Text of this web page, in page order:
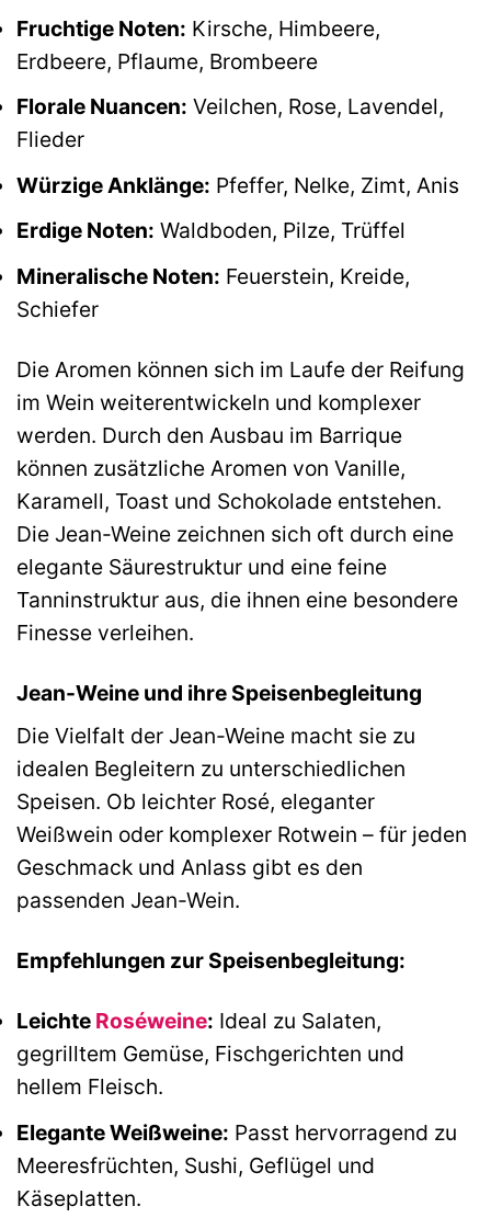
Fruchtige Noten: Kirsche, Himbeere,
Erdbeere, Pflaume, Brombeere
Florale Nuancen: Veilchen, Rose, Lavendel,
Flieder
Würzige Anklänge: Pfeffer, Nelke, Zimt, Anis
Erdige Noten: Waldboden, Pilze, Trüffel
Mineralische Noten: Feuerstein, Kreide,
Schiefer
Die Aromen können sich im Laufe der Reifung
im Wein weiterentwickeln und komplexer
werden. Durch den Ausbau im Barrique
können zusätzliche Aromen von Vanille,
Karamell, Toast und Schokolade entstehen.
Die Jean-Weine zeichnen sich oft durch eine
elegante Säurestruktur und eine feine
Tanninstruktur aus, die ihnen eine besondere
Finesse verleihen.
Jean-Weine und ihre Speisenbegleitung
Die Vielfalt der Jean-Weine macht sie zu
idealen Begleitern zu unterschiedlichen
Speisen. Ob leichter Rosé, eleganter
Weißwein oder komplexer Rotwein – für jeden
Geschmack und Anlass gibt es den
passenden Jean-Wein.
Empfehlungen zur Speisenbegleitung:
Leichte Roséweine: Ideal zu Salaten,
gegrilltem Gemüse, Fischgerichten und
hellem Fleisch.
Elegante Weißweine: Passt hervorragend zu
Meeresfrüchten, Sushi, Geflügel und
Käseplatten.